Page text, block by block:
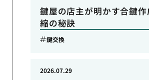
鍵屋の店主が明かす合鍵作
縮の秘訣
鍵交換
2026.07.29